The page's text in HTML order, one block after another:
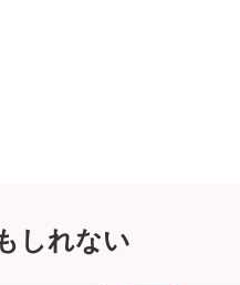
しれない